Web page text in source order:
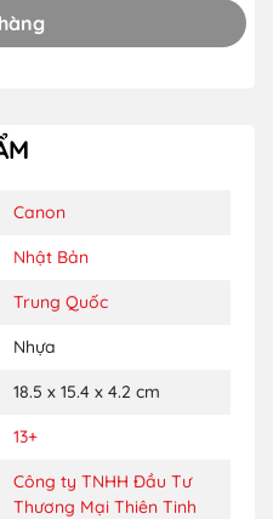
Canon
Nhật Bản
Trung Quốc
Nhựa
18.5 x 15.4 x 4.2 cm
13+
Công ty TNHH Đầu Tư
Thương Mại Thiên Tinh